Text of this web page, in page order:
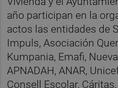
año participan en la
actos las entidades de
Impuls, Asociación
Kumpania, Emafi,
APNADAH, ANAR,
Consell Escolar,